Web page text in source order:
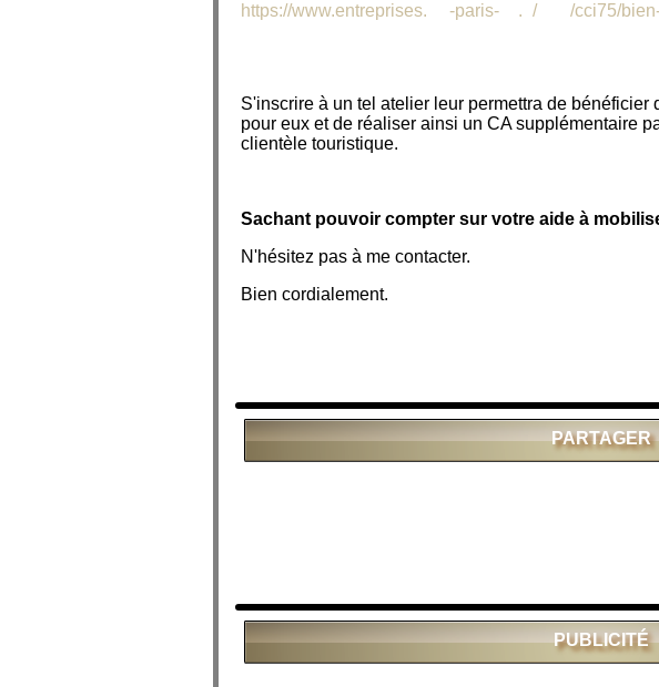
https://www.entreprises. -paris- . /web /cci75/
S'inscrire à un tel atelier leur permettra de
pour eux et de réaliser ainsi un CA supplémentaire
clientèle touristique.
Sachant pouvoir compter sur votre aide à
N'hésitez pas à me contacter.
Bien cordialement.
PARTAGER
PUBLICITÉ